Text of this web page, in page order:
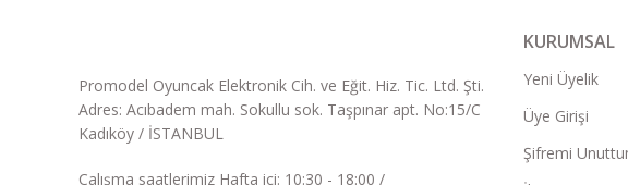
Promodel Oyuncak Elektronik Cih. ve Eğit. Hiz. Tic. Ltd. Şti.
Adres: Acıbadem mah. Sokullu sok. Taşpınar apt. No:15/C
Kadıköy / İSTANBUL
Çalışma saatlerimiz Hafta içi: 10:30 - 18:00 /
KURUMSAL
Yeni Üyelik
Üye Girişi
Şifremi